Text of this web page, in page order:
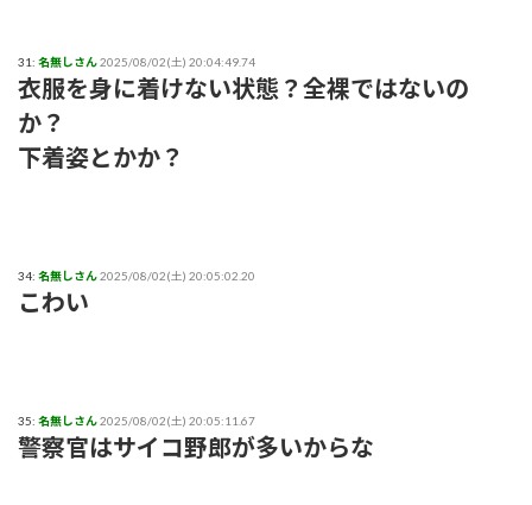
31: 名無しさん2025/08/02(土) 20:04:49.74
衣服を身に着けない状態？全裸ではないの
か？
下着姿とかか？
34: 名無しさん2025/08/02(土) 20:05:02.20
こわい
35: 名無しさん2025/08/02(土) 20:05:11.67
警察官はサイコ野郎が多いからな